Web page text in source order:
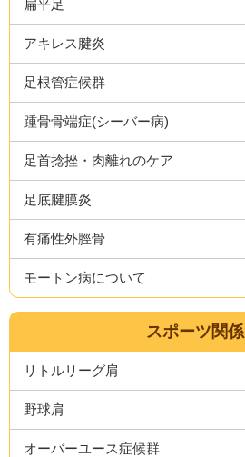
扁平足
アキレス腱炎
足根管症候群
踵骨骨端症(シーバー病)
足首捻挫・肉離れのケア
足底腱膜炎
有痛性外脛骨
モートン病について
スポーツ関係
リトルリーグ肩
野球肩
オーバーユース症候群